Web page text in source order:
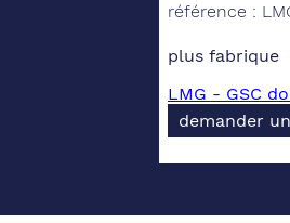
référence :
plus fabrique
LMG - GSC
demander